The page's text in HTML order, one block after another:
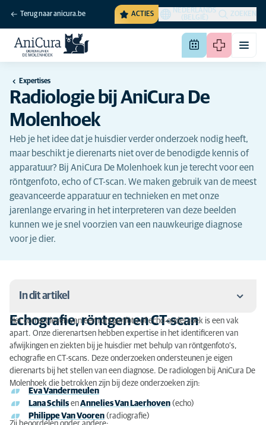
Terug naar anicura.be ACTIES
NEDERLANDS
(BELGIË)
ZOEKEN
Expertises
Radiologie bij AniCura De
Molenhoek
Heb je het idee dat je huisdier verder onderzoek nodig heeft,
maar beschikt je dierenarts niet over de benodigde kennis of
apparatuur? Bij AniCura De Molenhoek kun je terecht voor een
röntgenfoto, echo of CT-scan. We maken gebruik van de meest
geavanceerde apparatuur en technieken en met onze
jarenlange ervaring in het interpreteren van deze beelden
kunnen we je snel voorzien van een nauwkeurige diagnose
voor je dier.
In dit artikel
Echografie, röntgen en CT-scan
Meest actuele kennis in diagnostische beeldvorming
Vragen of advies nodig?
Echografie, röntgen en CT-scan
Het correct lezen van een röntgenfoto of echo-onderzoek is een vak
apart. Onze dierenartsen hebben expertise in het identificeren van
afwijkingen en ziekten bij je huisdier met behulp van röntgenfoto’s,
echografie en CT-scans. Deze onderzoeken ondersteunen je eigen
dierenarts bij het stellen van een diagnose. De radiologen bij AniCura De
Molenhoek die betrokken zijn bij deze onderzoeken zijn:
Eva Vandermeulen
Lana SchilsenAnnelies Van Laerhoven (echo)
Philippe Van Vooren (radiografie)